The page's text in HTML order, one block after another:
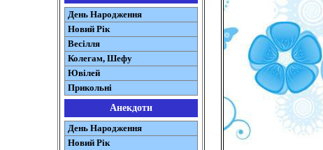
День Народження
Новий Рік
Весілля
Колегам, Шефу
Ювілей
Прикольні
Анекдоти
День Народження
Новий Рік